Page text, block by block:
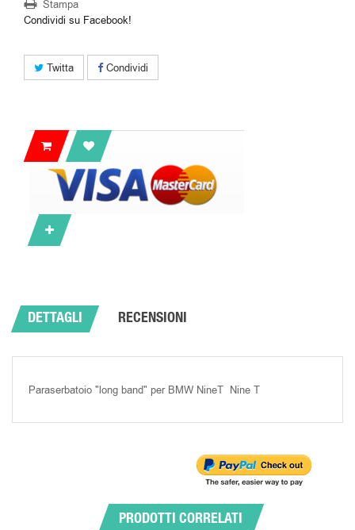
Stampa
Condividi su Facebook!
Twitta Condividi
DETTAGLI RECENSIONI
Paraserbatoio "long band" per BMW NineT Nine T
PRODOTTI CORRELATI